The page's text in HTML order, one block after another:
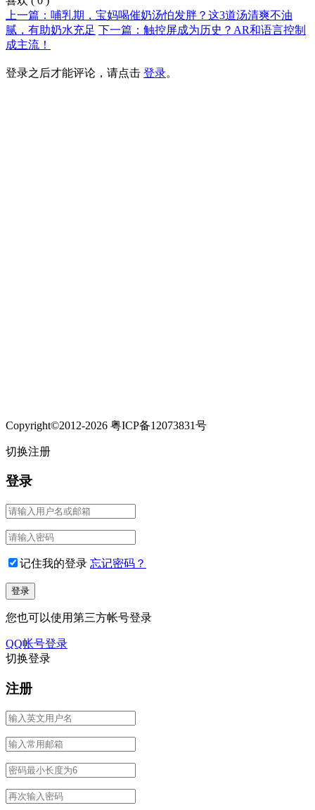
上一篇：哺乳期，宝妈喝催奶汤怕发胖？这3道汤清爽不油
腻，有助奶水充足 下一篇：触控屏成为历史？AR和语言控制
成主流！
登录之后才能评论，请点击 登录。
Copyright©2012-2026 粤ICP备12073831号
切换注册
登录
记住我的登录 忘记密码？
您也可以使用第三方帐号登录
QQ帐号登录
切换登录
注册